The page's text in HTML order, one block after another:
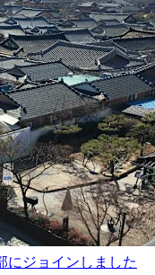
にジョインしました